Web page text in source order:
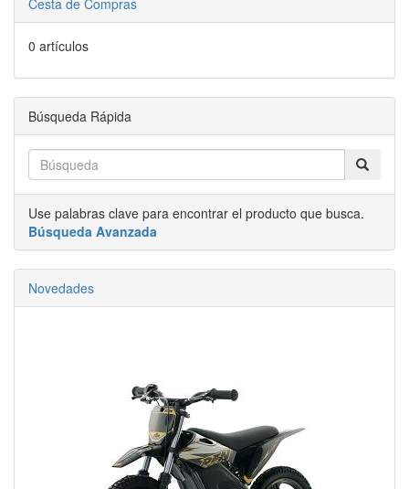
Cesta de Compras
0 artículos
Búsqueda Rápida
Use palabras clave para encontrar el producto que busca.
Búsqueda Avanzada
Novedades